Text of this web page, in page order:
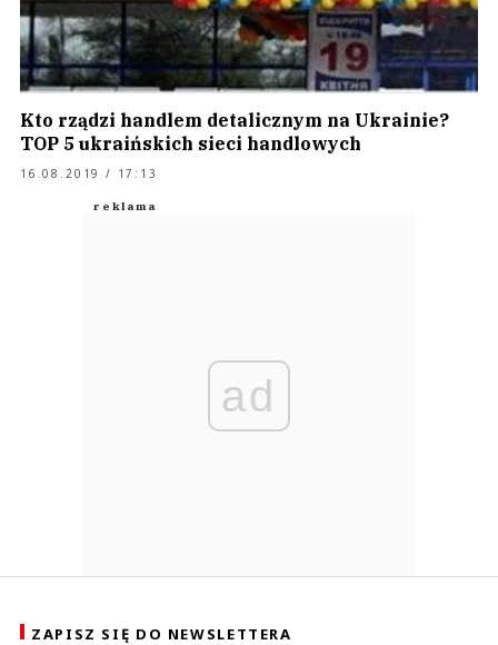
Kto rządzi handlem detalicznym na Ukrainie?
TOP 5 ukraińskich sieci handlowych
16.08.2019 / 17:13
ad
ZAPISZ SIĘ DO NEWSLETTERA